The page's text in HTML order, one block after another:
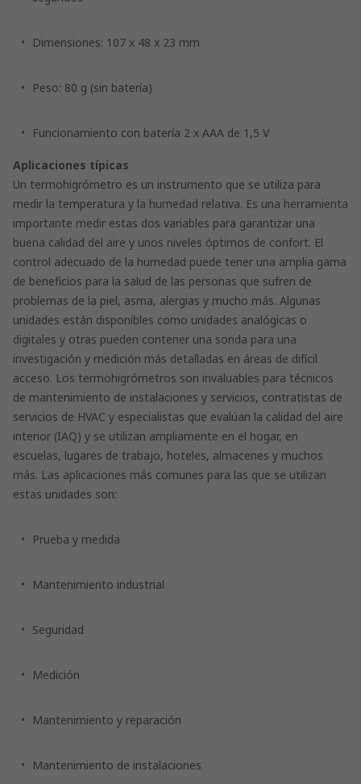
Dimensiones: 107 x 48 x 23 mm
Peso: 80 g (sin batería)
Funcionamiento con batería 2 x AAA de 1,5 V
Aplicaciones típicas
Un termohigrómetro es un instrumento que se utiliza para
medir la temperatura y la humedad relativa. Es una herramienta
importante medir estas dos variables para garantizar una
buena calidad del aire y unos niveles óptimos de confort. El
control adecuado de la humedad puede tener una amplia gama
de beneficios para la salud de las personas que sufren de
problemas de la piel, asma, alergias y mucho más. Algunas
unidades están disponibles como unidades analógicas o
digitales y otras pueden contener una sonda para una
investigación y medición más detalladas en áreas de difícil
acceso. Los termohigrómetros son invaluables para técnicos
de mantenimiento de instalaciones y servicios, contratistas de
servicios de HVAC y especialistas que evalúan la calidad del aire
interior (IAQ) y se utilizan ampliamente en el hogar, en
escuelas, lugares de trabajo, hoteles, almacenes y muchos
más. Las aplicaciones más comunes para las que se utilizan
estas unidades son:
Prueba y medida
Mantenimiento industrial
Seguridad
Medición
Mantenimiento y reparación
Mantenimiento de instalaciones